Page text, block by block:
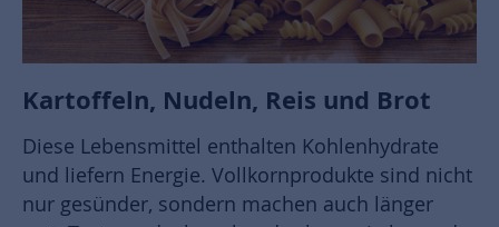
Kartoffeln, Nudeln, Reis und Brot
Diese Lebensmittel enthalten Kohlenhydrate
und liefern Energie. Vollkornprodukte sind nicht
nur gesünder, sondern machen auch länger